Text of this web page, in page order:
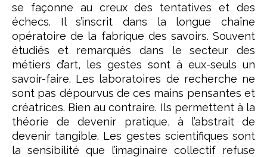
se façonne au creux des tentatives et des
échecs. Il s’inscrit dans la longue chaîne
opératoire de la fabrique des savoirs. Souvent
étudiés et remarqués dans le secteur des
métiers d’art, les gestes sont à eux-seuls un
savoir-faire. Les laboratoires de recherche ne
sont pas dépourvus de ces mains pensantes et
créatrices. Bien au contraire. Ils permettent à la
théorie de devenir pratique, à l’abstrait de
devenir tangible. Les gestes scientifiques sont
la sensibilité que l’imaginaire collectif refuse